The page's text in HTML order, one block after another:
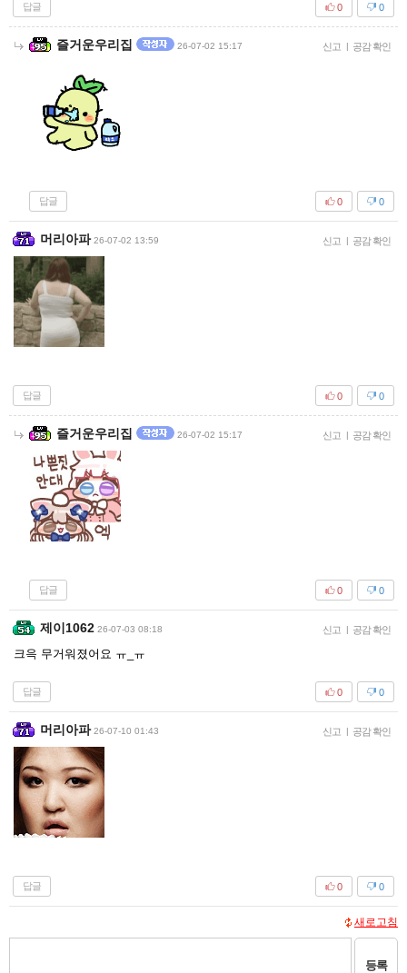
답글 0
0
즐거운우리집 26-07-02 15:17 신고 | 공감 확인
답글 0
0
머리아파 26-07-02 13:59 신고 | 공감 확인
답글 0
0
즐거운우리집 26-07-02 15:17 신고 | 공감 확인
답글 0
0
제이1062 26-07-03 08:18 신고 | 공감 확인
크윽 무거워졌어요 ㅠ_ㅠ
답글 0
0
머리아파 26-07-10 01:43 신고 | 공감 확인
답글 0
0
새로고침
등록